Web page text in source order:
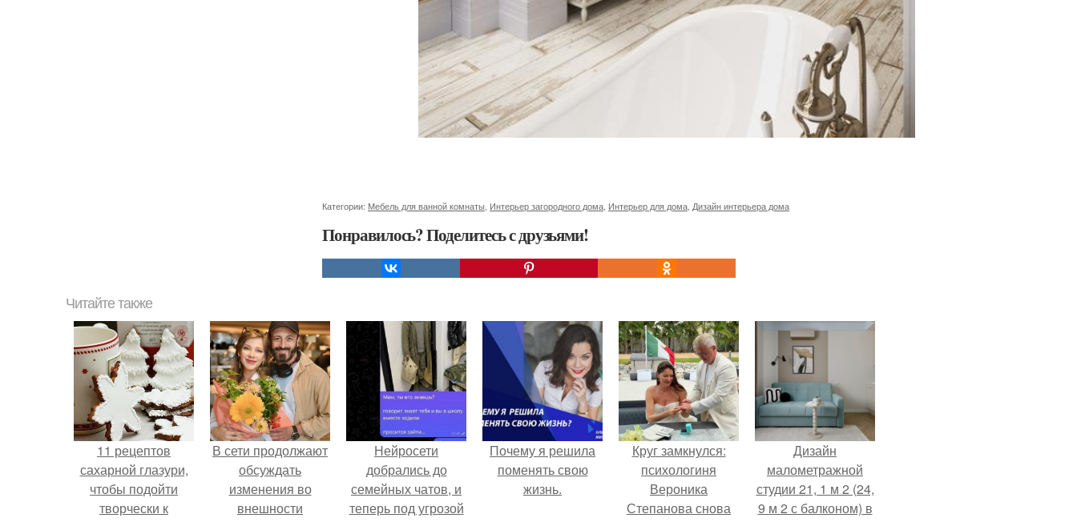
Категории: Мебель для ванной комнаты, Интерьер загородного дома, Интерьер для дома, Дизайн интерьера дома
Понравилось? Поделитесь с друзьями!
Читайте также
11 рецептов
сахарной глазури,
чтобы подойти
творчески к
В сети продолжают
обсуждать
изменения во
внешности
Нейросети
добрались до
семейных чатов, и
теперь под угрозой
Почему я решила
поменять свою
жизнь.
Круг замкнулся:
психологиня
Вероника
Степанова снова
Дизайн
малометражной
студии 21, 1 м 2 (24,
9 м 2 с балконом) в